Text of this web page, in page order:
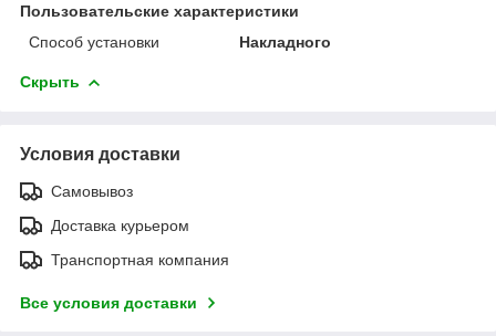
Пользовательские характеристики
Способ установки
Накладного
Скрыть
Условия доставки
Самовывоз
Доставка курьером
Транспортная компания
Все условия доставки